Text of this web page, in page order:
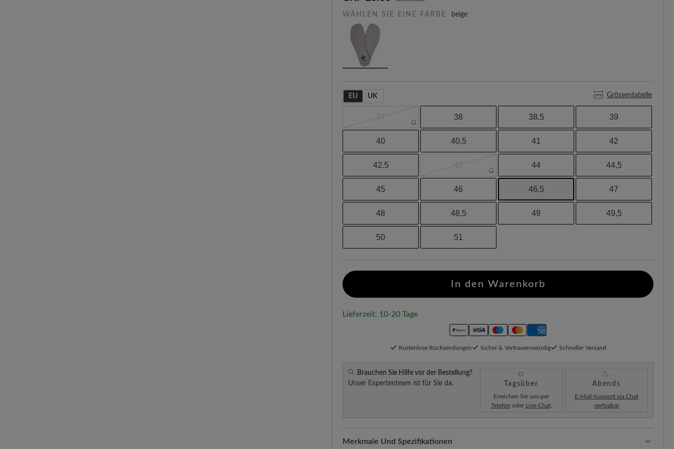
WÄHLEN SIE EINE FARBE beige
EU UK Grössentabelle
37 38 38.5 39
40 40,5 41 42
42.5 43 44 44,5
45 46 46,5 47
48 48,5 49 49,5
50 51
In den Warenkorb
Lieferzeit: 10-20 Tage
Kostenlose Rücksendungen Sicher & Vertrauenswürdig Schneller Versand
Brauchen Sie Hilfe vor der Bestellung?
Unser Expertenteam ist für Sie da.
Tagsüber
Erreichen Sie uns per
Telefon oder Live-Chat.
Abends
E-Mail-Support via Chat
verfügbar
Merkmale Und Spezifikationen